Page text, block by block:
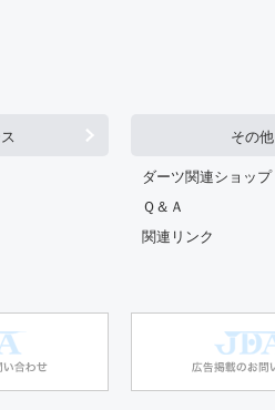
その他
ダーツ関連ショップ
Ｑ＆Ａ
関連リンク